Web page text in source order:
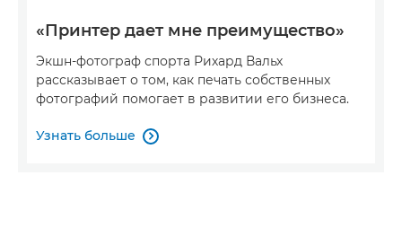
«Принтер дает мне преимущество»
Экшн-фотограф спорта Рихард Вальх
рассказывает о том, как печать собственных
фотографий помогает в развитии его бизнеса.
Узнать больше 